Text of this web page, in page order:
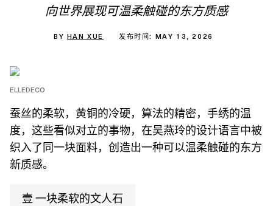
向世界展现可温柔触碰的东方质感
BY HAN XUE 发布时间: MAY 13, 2026
ELLEDECO
蚕丝的柔软，黄铜的冷硬，算法的精密，手绣的温
度，这些看似对立的事物，在吴燕玲的设计语言中被
织入了同一块面料，创造出一种可以温柔触碰的东方
新质感。
壹 一块柔软的文人石